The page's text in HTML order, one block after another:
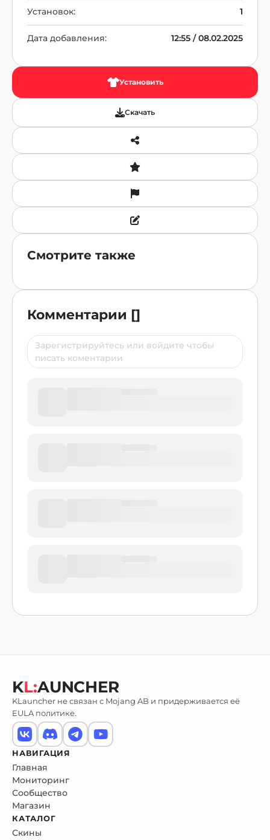
Установок: 1
Дата добавления: 12:55 / 08.02.2025
Установить
Скачать
Смотрите также
Комментарии []
KL:AUNCHER
KLauncher не связан с Mojang AB и придерживается её
EULA политике.
НАВИГАЦИЯ
Главная
Мониторинг
Сообщество
Магазин
КАТАЛОГ
Скины